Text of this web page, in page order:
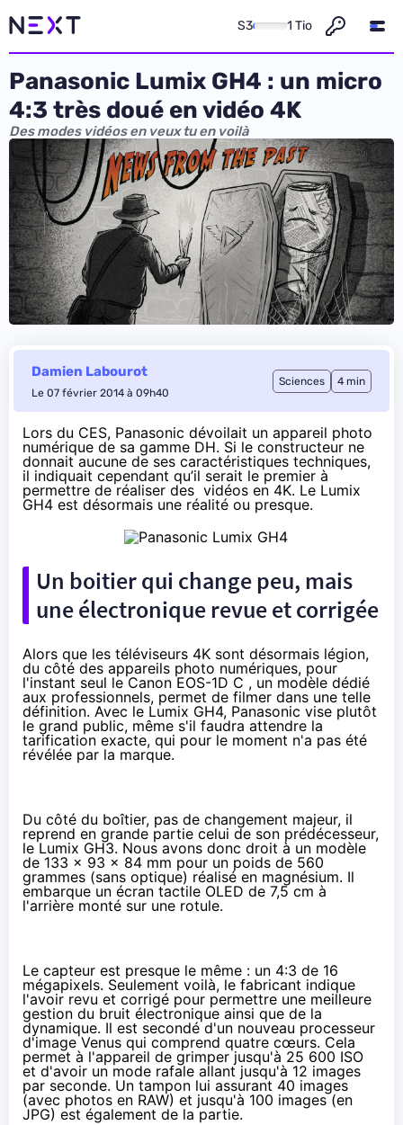
S3 1 Tio
Panasonic Lumix GH4 : un micro
4:3 très doué en vidéo 4K
Des modes vidéos en veux tu en voilà
Damien Labourot
Le 07 février 2014 à 09h40
Sciences 4 min
Lors du CES, Panasonic dévoilait un appareil photo
numérique de sa gamme DH. Si le constructeur ne
donnait aucune de ses caractéristiques techniques,
il indiquait cependant qu’il serait le premier à
permettre de réaliser des vidéos en 4K. Le Lumix
GH4 est désormais une réalité ou presque.
Un boitier qui change peu, mais
une électronique revue et corrigée
Alors que les téléviseurs 4K sont désormais légion,
du côté des appareils photo numériques, pour
l'instant seul leCanon EOS-1D C , un modèle dédié
aux professionnels, permet de filmer dans une telle
définition. Avec le Lumix GH4, Panasonic vise plutôt
le grand public, même s'il faudra attendre la
tarification exacte, qui pour le moment n'a pas été
révélée par la marque.
Du côté du boîtier, pas de changement majeur, il
reprend en grande partie celui de son prédécesseur,
le Lumix GH3. Nous avons donc droit à un modèle
de 133 x 93 x 84 mm pour un poids de 560
grammes (sans optique) réalisé en magnésium. Il
embarque un écran tactile OLED de 7,5 cm à
l'arrière monté sur une rotule.
Le capteur est presque le même : un 4:3 de 16
mégapixels. Seulement voilà, le fabricant indique
l'avoir revu et corrigé pour permettre une meilleure
gestion du bruit électronique ainsi que de la
dynamique. Il est secondé d'un nouveau processeur
d'image Venus qui comprend quatre cœurs. Cela
permet à l'appareil de grimper jusqu'à 25 600 ISO
et d'avoir un mode rafale allant jusqu'à 12 images
par seconde. Un tampon lui assurant 40 images
(avec photos en RAW) et jusqu'à 100 images (en
JPG) est également de la partie.